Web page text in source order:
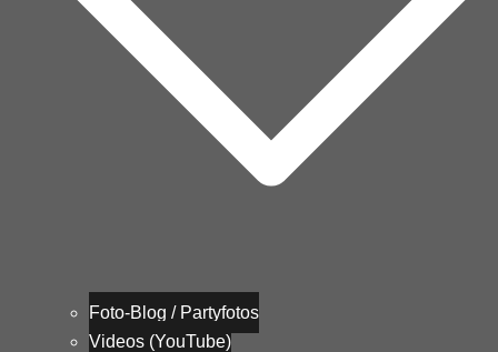
Foto-Blog / Partyfotos
Videos (YouTube)